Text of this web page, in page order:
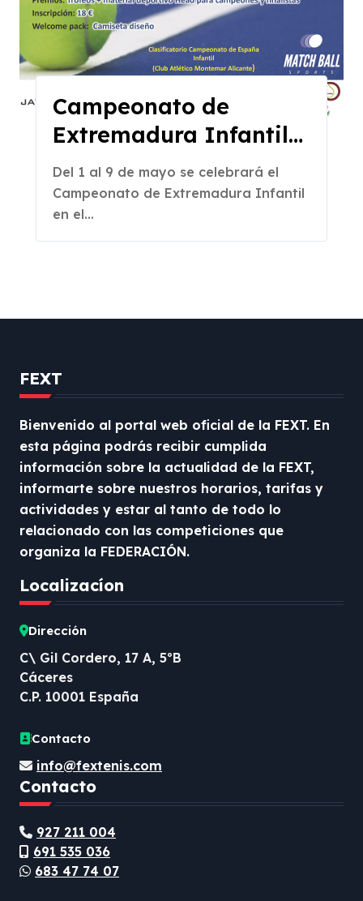
Campeonato de
Extremadura Infantil
del 30 Abril al 9 de
Mayo C.T. El Corzo de
Badajoz
Del 1 al 9 de mayo se celebrará el
Campeonato de Extremadura Infantil
en el...
FEXT
Bienvenido al portal web oficial de la FEXT. En
esta página podrás recibir cumplida
información sobre la actualidad de la FEXT,
informarte sobre nuestros horarios, tarifas y
actividades y estar al tanto de todo lo
relacionado con las competiciones que
organiza la FEDERACIÓN.
Localizacíon
Dirección
C\ Gil Cordero, 17 A, 5ºB
Cáceres
C.P. 10001 España
Contacto
info@fextenis.com
Contacto
927 211 004
691 535 036
683 47 74 07